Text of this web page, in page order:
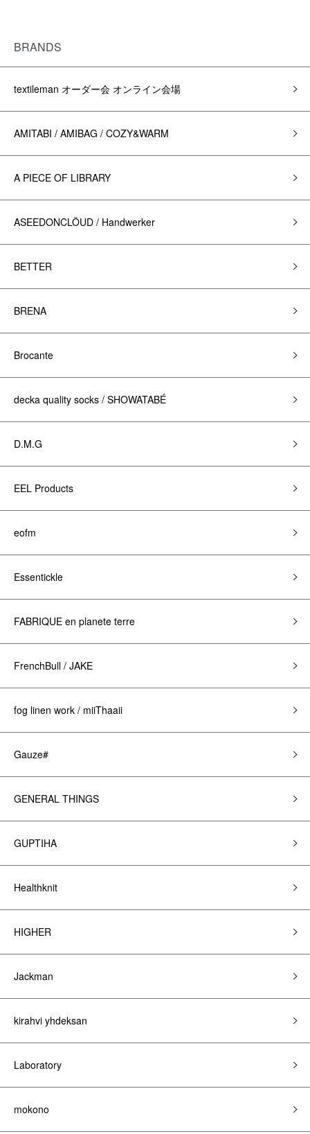
BRANDS
textileman オーダー会 オンライン会場
AMITABI / AMIBAG / COZY&WARM
A PIECE OF LIBRARY
ASEEDONCLÖUD / Handwerker
BETTER
BRENA
Brocante
decka quality socks / SHOWATABÉ
D.M.G
EEL Products
eofm
Essentickle
FABRIQUE en planete terre
FrenchBull / JAKE
fog linen work / miiThaaii
Gauze#
GENERAL THINGS
GUPTIHA
Healthknit
HIGHER
Jackman
kirahvi yhdeksan
Laboratory
mokono